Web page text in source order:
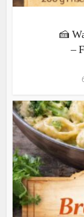
🍰
–